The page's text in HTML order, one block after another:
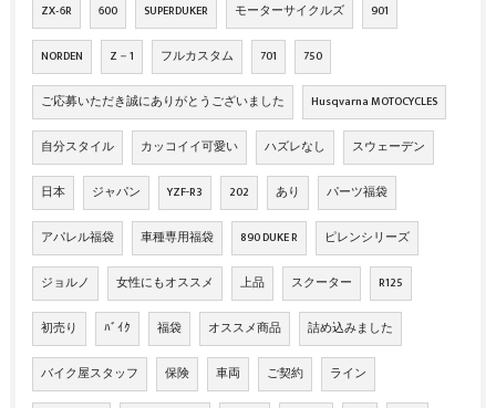
ZX‐6R 600 SUPERDUKER モーターサイクルズ 901
NORDEN Z－1 フルカスタム 701 750
ご応募いただき誠にありがとうございました Husqvarna MOTOCYCLES
自分スタイル カッコイイ可愛い ハズレなし スウェーデン
日本 ジャパン YZF-R3 202 あり パーツ福袋
アパレル福袋 車種専用福袋 890 DUKE R ピレンシリーズ
ジョルノ 女性にもオススメ 上品 スクーター R125
初売り ﾊﾞｲｸ 福袋 オススメ商品 詰め込みました
バイク屋スタッフ 保険 車両 ご契約 ライン